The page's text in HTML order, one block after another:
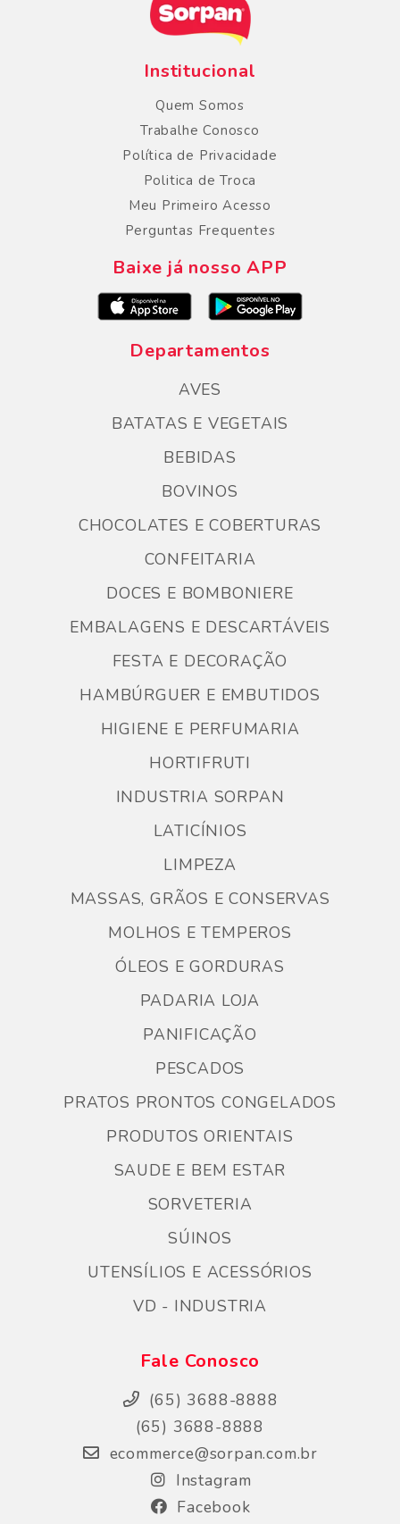
Institucional
Quem Somos
Trabalhe Conosco
Política de Privacidade
Politica de Troca
Meu Primeiro Acesso
Perguntas Frequentes
Baixe já nosso APP
Departamentos
AVES
BATATAS E VEGETAIS
BEBIDAS
BOVINOS
CHOCOLATES E COBERTURAS
CONFEITARIA
DOCES E BOMBONIERE
EMBALAGENS E DESCARTÁVEIS
FESTA E DECORAÇÃO
HAMBÚRGUER E EMBUTIDOS
HIGIENE E PERFUMARIA
HORTIFRUTI
INDUSTRIA SORPAN
LATICÍNIOS
LIMPEZA
MASSAS, GRÃOS E CONSERVAS
MOLHOS E TEMPEROS
ÓLEOS E GORDURAS
PADARIA LOJA
PANIFICAÇÃO
PESCADOS
PRATOS PRONTOS CONGELADOS
PRODUTOS ORIENTAIS
SAUDE E BEM ESTAR
SORVETERIA
SÚINOS
UTENSÍLIOS E ACESSÓRIOS
VD - INDUSTRIA
Fale Conosco
(65) 3688-8888
(65) 3688-8888
ecommerce@sorpan.com.br
Instagram
Facebook